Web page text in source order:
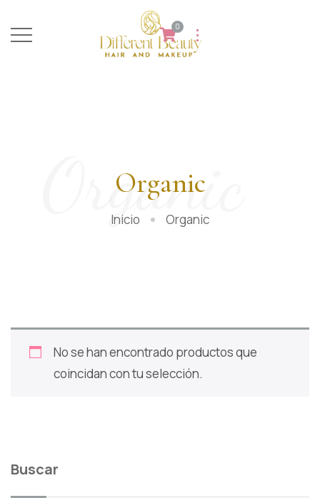
0
Organic
Organic
Inicio Organic
Buscar
No se han encontrado productos que
coincidan con tu selección.